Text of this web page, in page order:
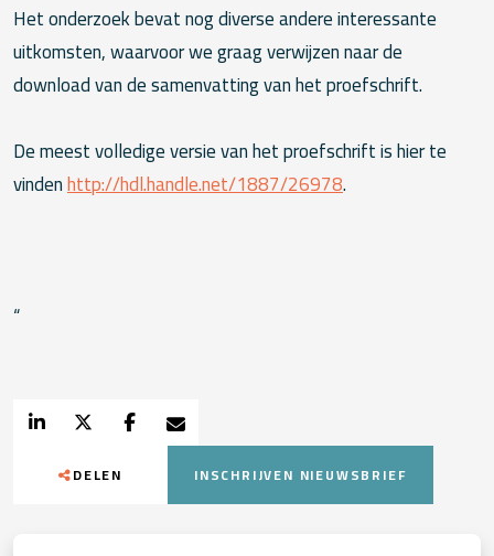
Het onderzoek bevat nog diverse andere interessante
uitkomsten, waarvoor we graag verwijzen naar de
download van de samenvatting van het proefschrift.
De meest volledige versie van het proefschrift is hier te
vindenhttp://hdl.handle.net/1887/26978.
“
DELEN INSCHRIJVEN NIEUWSBRIEF